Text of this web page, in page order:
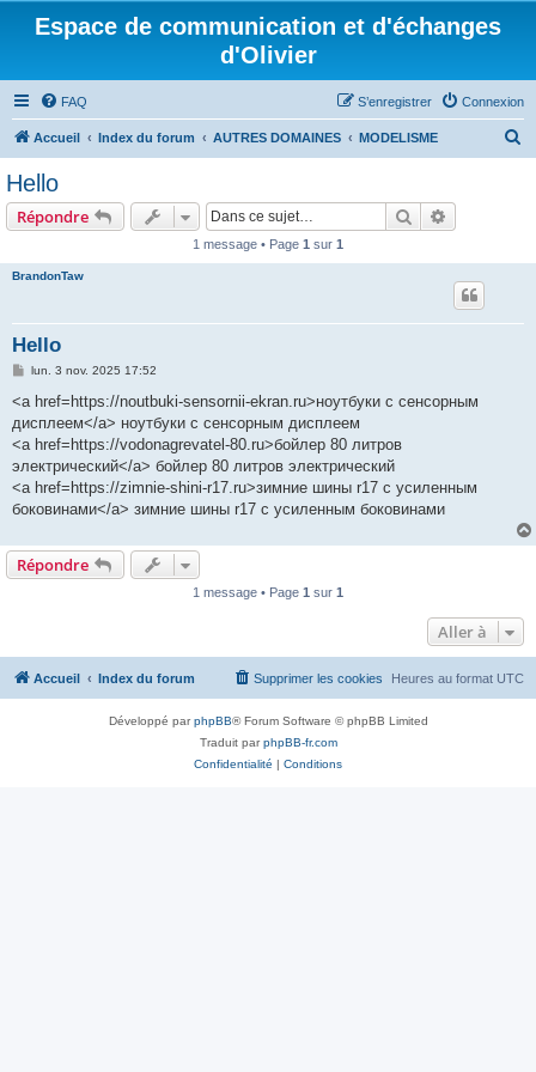
Espace de communication et d'échanges
d'Olivier
FAQ Connexion
S’enregistrer
Accueil Index du forum AUTRES DOMAINES MODELISME
Hello
Répondre Rechercher
1 message • Page 1 sur 1
BrandonTaw
Hello
M
s
a
g
lun. 3 nov. 2025 17:52
<a href=https://noutbuki-sensornii-ekran.ru>ноутбуки с сенсорным
дисплеем</a> ноутбуки с сенсорным дисплеем
<a href=https://vodonagrevatel-80.ru>бойлер 80 литров
электрический</a> бойлер 80 литров электрический
<a href=https://zimnie-shini-r17.ru>зимние шины r17 с усиленным
боковинами</a> зимние шины r17 с усиленным боковинами
Répondre
1 message • Page 1 sur 1
Aller à
Accueil Index du forum Heures au format UTC
Supprimer les cookies
Développé parphpBB® Forum Software © phpBB Limited
Traduit parphpBB-fr.com
Confidentialité | Conditions